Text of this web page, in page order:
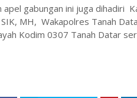
apel gabungan ini juga dihadiri
MH, Wakapolres Tanah
Kodim 0307 Tanah Datar